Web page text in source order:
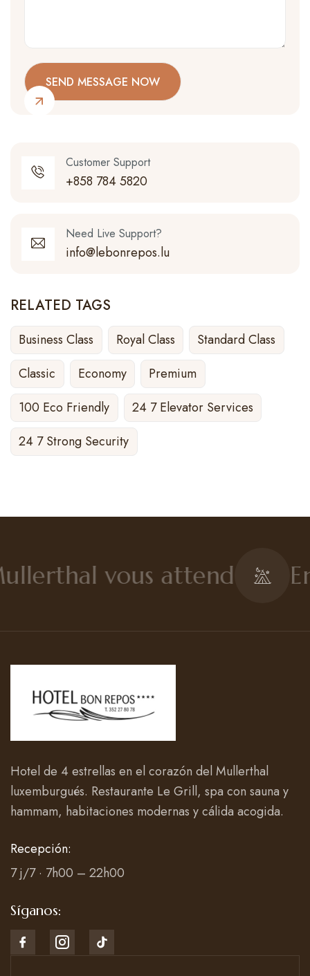
Customer Support
+858 784 5820
Need Live Support?
info@lebonrepos.lu
RELATED TAGS
Business Class Royal Class
Standard Class
Classic
Economy
Premium
100 Eco Friendly
24 7 Elevator Services
24 7 Strong Security
vous attend
Hotel de 4 estrellas en el corazón del Mullerthal
luxemburgués. Restaurante Le Grill, spa con sauna y
hammam, habitaciones modernas y cálida acogida.
Recepción:
7 j/7 · 7h00 – 22h00
Síganos: